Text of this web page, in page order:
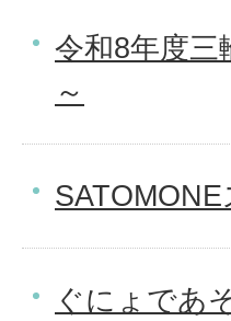
令和8年度三
～
ぐにょであ